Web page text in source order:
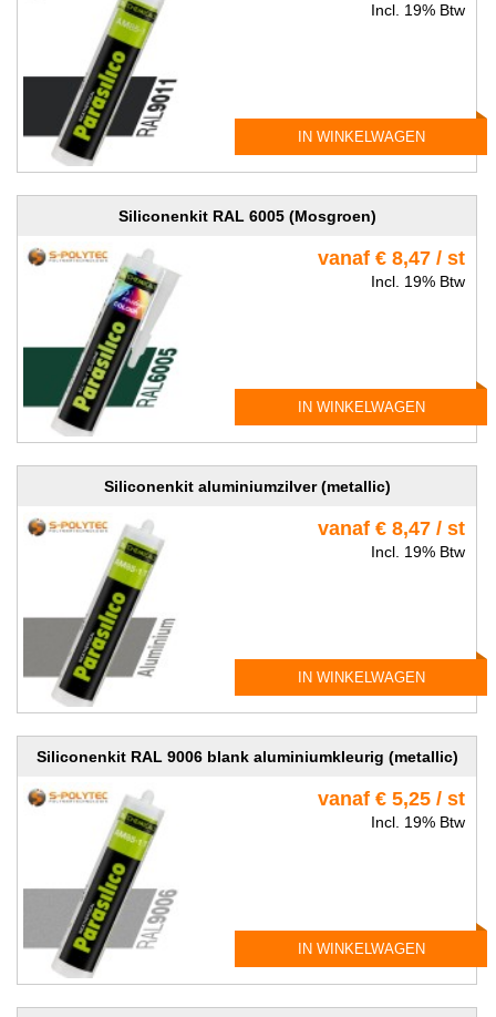
Incl. 19% Btw
IN WINKELWAGEN
Siliconenkit RAL 6005 (Mosgroen)
vanaf € 8,47 / st
Incl. 19% Btw
IN WINKELWAGEN
Siliconenkit aluminiumzilver (metallic)
vanaf € 8,47 / st
Incl. 19% Btw
IN WINKELWAGEN
Siliconenkit RAL 9006 blank aluminiumkleurig (metallic)
vanaf € 5,25 / st
Incl. 19% Btw
IN WINKELWAGEN